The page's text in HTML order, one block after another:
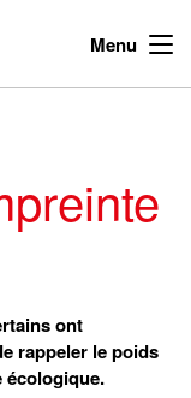
Menu
ont
rappeler le poids
écologique.